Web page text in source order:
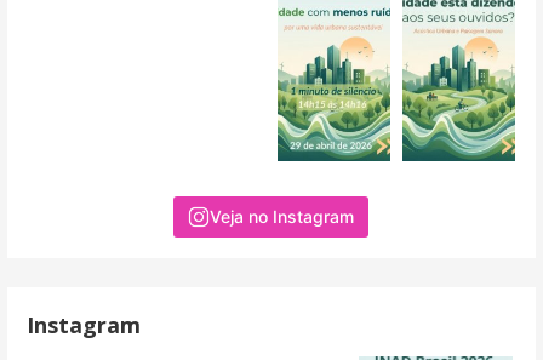
Veja no Instagram
Instagram